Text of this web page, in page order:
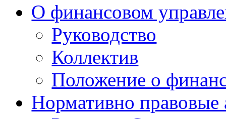
О финансовом
Руководство
Коллектив
Положение о
Нормативно правовые